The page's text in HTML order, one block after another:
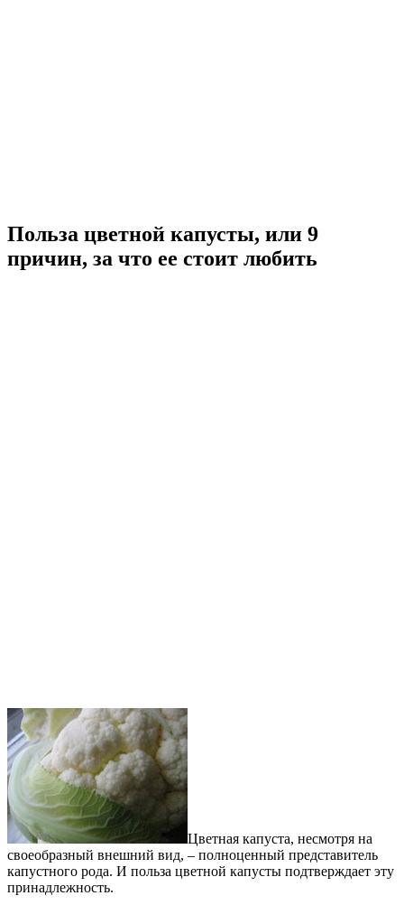
Польза цветной капусты, или 9
причин, за что ее стоит любить
Цветная капуста, несмотря на
своеобразный внешний вид, – полноценный представитель
капустного рода. И польза цветной капусты подтверждает эту
принадлежность.